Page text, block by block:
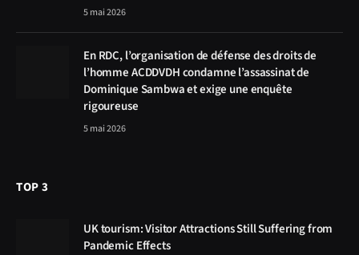
5 mai 2026
En RDC, l’organisation de défense des droits de
l’homme ACDDVDH condamne l’assassinat de
Dominique Sambwa et exige une enquête
rigoureuse
5 mai 2026
TOP 3
UK tourism: Visitor Attractions Still Suffering from
Pandemic Effects